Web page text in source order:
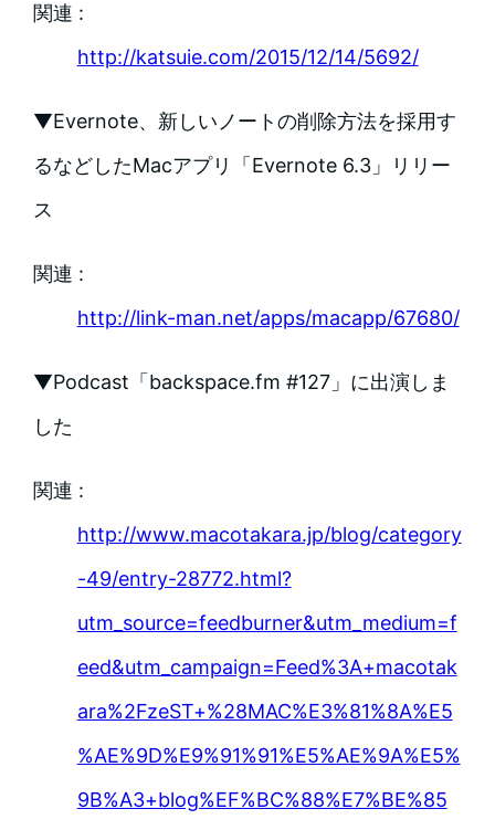
関連 :
http://katsuie.com/2015/12/14/5692/
▼Evernote、新しいノートの削除方法を採用す
るなどしたMacアプリ「Evernote 6.3」リリー
ス
関連 :
http://link-man.net/apps/macapp/67680/
▼Podcast「backspace.fm #127」に出演しま
した
関連 :
http://www.macotakara.jp/blog/category
-49/entry-28772.html?
utm_source=feedburner&utm_medium=f
eed&utm_campaign=Feed%3A+macotak
ara%2FzeST+%28MAC%E3%81%8A%E5
%AE%9D%E9%91%91%E5%AE%9A%E5%
9B%A3+blog%EF%BC%88%E7%BE%85